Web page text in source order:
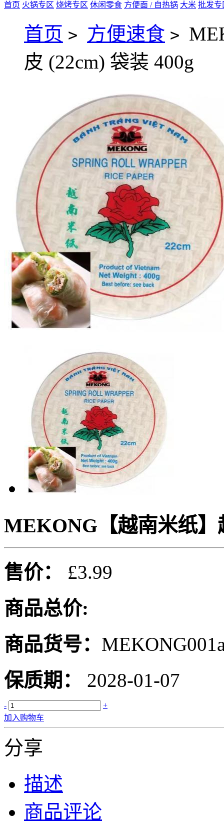
首页 火锅专区 烧烤专区 休闲零食 方便面 / 自热锅 大米 批发专
首页 > 方便速食 >
皮 (22cm) 袋装 400g
MEKONG【越南米纸】
售价：
£3.99
商品总价:
商品货号：
保质期： 2028-01-07
-
+
加入购物车
分享
描述
商品评论